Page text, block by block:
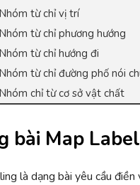
từ chỉ vị trí
từ chỉ phương hướng
từ chỉ hướng đi
từ chỉ đường phố nói
chỉ từ cơ sở vật chất
bài Map
là dạng bài yêu cầu